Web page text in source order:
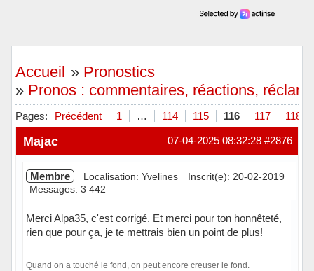
Accueil » Pronostics
» Pronos : commentaires, réactions,
Pages: Précédent 1 … 114 115 116 117 118
#2876
07-04-2025 08:32:28
Majac
Membre Localisation: Yvelines
Inscrit(e): 20-02-2019
Messages: 3 442
Merci Alpa35, c'est corrigé. Et merci pour ton honnêteté,
rien que pour ça, je te mettrais bien un point de plus!
Quand on a touché le fond, on peut encore creuser le fond.